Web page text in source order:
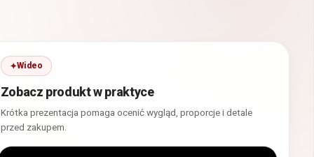
Wideo
Zobacz produkt w praktyce
Krótka prezentacja pomaga ocenić wygląd, proporcje i detale
przed zakupem.